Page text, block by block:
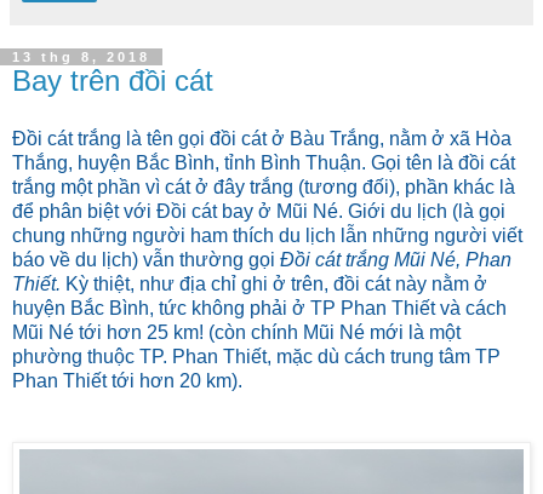
13 thg 8, 2018
Bay trên đồi cát
Đồi cát trắng là tên gọi đồi cát ở Bàu Trắng, nằm ở xã Hòa
Thắng, huyện Bắc Bình, tỉnh Bình Thuận. Gọi tên là đồi cát
trắng một phần vì cát ở đây trắng (tương đối), phần khác là
để phân biệt với Đồi cát bay ở Mũi Né. Giới du lịch (là gọi
chung những người ham thích du lịch lẫn những người viết
báo về du lịch) vẫn thường gọi Đồi cát trắng Mũi Né, Phan
Thiết. Kỳ thiệt, như địa chỉ ghi ở trên, đồi cát này nằm ở
huyện Bắc Bình, tức không phải ở TP Phan Thiết và cách
Mũi Né tới hơn 25 km! (còn chính Mũi Né mới là một
phường thuộc TP. Phan Thiết, mặc dù cách trung tâm TP
Phan Thiết tới hơn 20 km).